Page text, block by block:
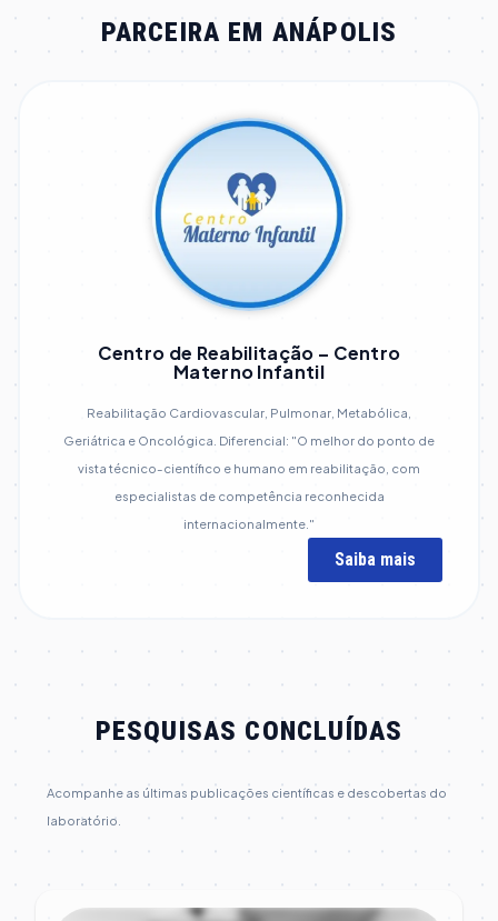
PARCEIRA EM ANÁPOLIS
Centro de Reabilitação – Centro
Materno Infantil
Reabilitação Cardiovascular, Pulmonar, Metabólica,
Geriátrica e Oncológica. Diferencial: "O melhor do ponto de
vista técnico-científico e humano em reabilitação, com
especialistas de competência reconhecida
internacionalmente."
Saiba mais
PESQUISAS CONCLUÍDAS
Acompanhe as últimas publicações científicas e descobertas do
laboratório.